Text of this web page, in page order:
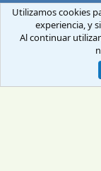
Envíanos un
Aviso
Política de
Utilizamos cookies
experiencia, y
Al continuar